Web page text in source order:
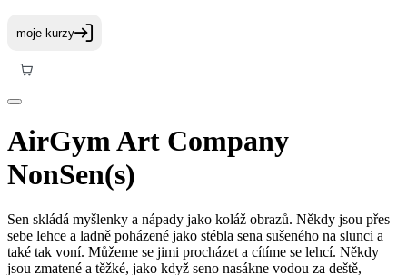
AirGym Art Company
NonSen(s)
Sen skládá myšlenky a nápady jako koláž obrazů. Někdy jsou přes
sebe lehce a ladně poházené jako stébla sena sušeného na slunci a
také tak voní. Můžeme se jimi procházet a cítíme se lehcí. Někdy
jsou zmatené a těžké, jako když seno nasákne vodou za deště,